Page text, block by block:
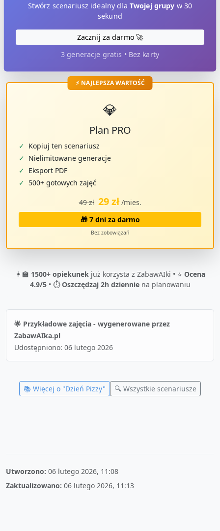
Stwórz scenariusz idealny dla Twojej grupy w 30
sekund
Zacznij za darmo 🚀
3 generacje gratis • Bez karty
⚡ NAJLEPSZA WARTOŚĆ
💎
Plan PRO
✓ Kopiuj ten scenariusz
✓ Nielimitowane generacje
✓ Eksport PDF
✓ 500+ gotowych zajęć
49 zł 29 zł /mies.
🎁 7 dni za darmo
Bez zobowiązań
👩‍🏫 1500+ opiekunekjuż korzysta z ZabawAIki • ⭐ Ocena
4.9/5• ⏱️Oszczędzaj 2h dzienniena planowaniu
🌟 Przykładowe zajęcia - wygenerowane przez
ZabawAIka.pl
Udostępniono: 06 lutego 2026
📚 Więcej o "Dzień Pizzy" 🔍 Wszystkie scenariusze
Utworzono: 06 lutego 2026, 11:08
Zaktualizowano: 06 lutego 2026, 11:13